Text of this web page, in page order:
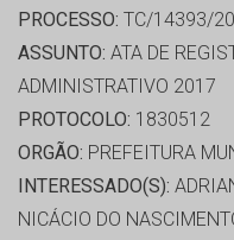
PROCESSO: TC/14393/
ASSUNTO: ATA DE
ADMINISTRATIVO 2017
PROTOCOLO: 1830512
ORGÃO: PREFEITURA
INTERESSADO(S):
NICÁCIO DO